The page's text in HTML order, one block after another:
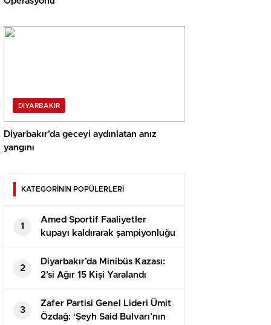
DIYARBAKIR
Diyarbakır’da geceyi aydınlatan anız
yangını
KATEGORİNİN POPÜLERLERİ
1
Amed Sportif Faaliyetler
kupayı kaldırarak şampiyonluğu
kutladı
2
Diyarbakır’da Minibüs Kazası:
2’si Ağır 15 Kişi Yaralandı
3
Zafer Partisi Genel Lideri Ümit
Özdağ: ‘Şeyh Said Bulvarı’nın